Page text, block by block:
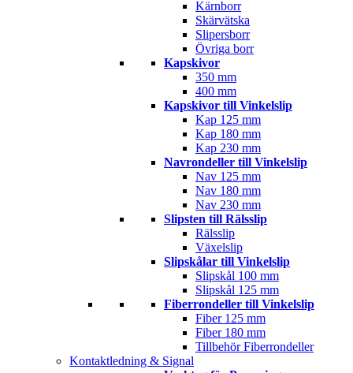
Kärnborr
Skärvätska
Slipersborr
Övriga borr
Kapskivor
350 mm
400 mm
Kapskivor till Vinkelslip
Kap 125 mm
Kap 180 mm
Kap 230 mm
Navrondeller till Vinkelslip
Nav 125 mm
Nav 180 mm
Nav 230 mm
Slipsten till Rälsslip
Rälsslip
Växelslip
Slipskålar till Vinkelslip
Slipskål 100 mm
Slipskål 125 mm
Fiberrondeller till Vinkelslip
Fiber 125 mm
Fiber 180 mm
Tillbehör Fiberrondeller
Kontaktledning & Signal